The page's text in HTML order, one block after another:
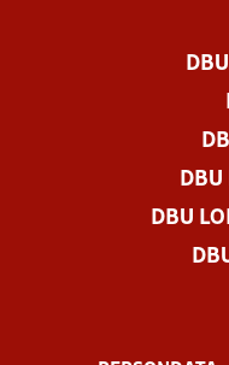
DBU